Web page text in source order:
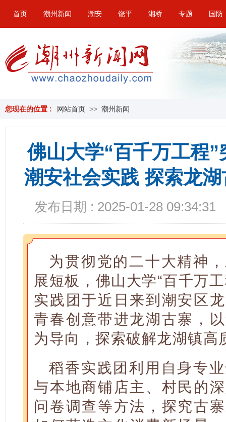
首页 潮州新闻 潮安 饶平 湘桥 专题 国防
您现在的位置 : 网站首页 >> 潮州新闻
佛山大学“百千万工程
潮安社会实践 探索龙
发布日期 : 2025-01-28 09:34:31
为贯彻党的二十大精神
展短板，佛山大学“百千万
实践团于近日来到潮安区
青春创意带进龙湖古寨，
为导向，探索破解龙湖镇高
稻香实践团利用自身专
与本地商铺店主、村民的
问卷调查等方法，探究古